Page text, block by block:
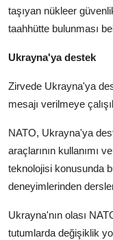
taşıyan nükleer
taahhütte bulunması
Ukrayna'ya destek
Zirvede Ukrayna'ya
mesajı verilmeye
NATO, Ukrayna'ya
araçlarının kullanımı
teknolojisi konusunda
deneyimlerinden
Ukrayna'nın olası
tutumlarda değişiklik